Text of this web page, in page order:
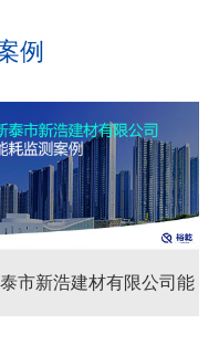
例
市桃乡水泥有限公
市新浩建材有限公司能